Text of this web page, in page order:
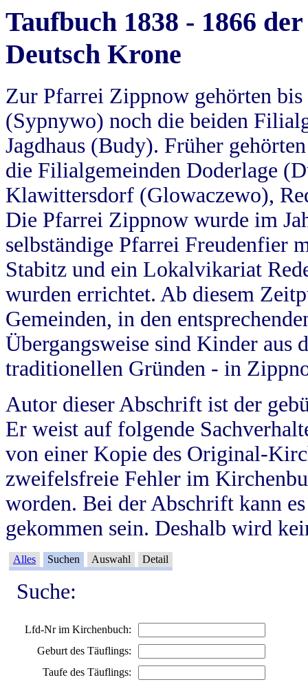
Taufbuch 1838 - 1866
Deutsch Krone
Zur Pfarrei Zippnow gehörten
(Sypnywo) noch die beiden
Jagdhaus (Budy). Früher
die Filialgemeinden Doderlage
Klawittersdorf (Glowaczewo),
Die Pfarrei Zippnow wurde im
selbständige Pfarrei Freudenfier
Stabitz und ein Lokalvikariat
wurden errichtet. Ab diesem
Gemeinden, in den
Übergangsweise sind Kinder aus
traditionellen Gründen - in
Autor dieser Abschrift ist der
Er weist auf folgende
von einer Kopie des Original-
zweifelsfreie Fehler im
worden. Bei der Abschrift kann
gekommen sein. Deshalb wird
Alles Suchen Auswahl Detail
Suche:
Lfd-Nr im Kirchenbuch:
Geburt des Täuflings:
Taufe des Täuflings: